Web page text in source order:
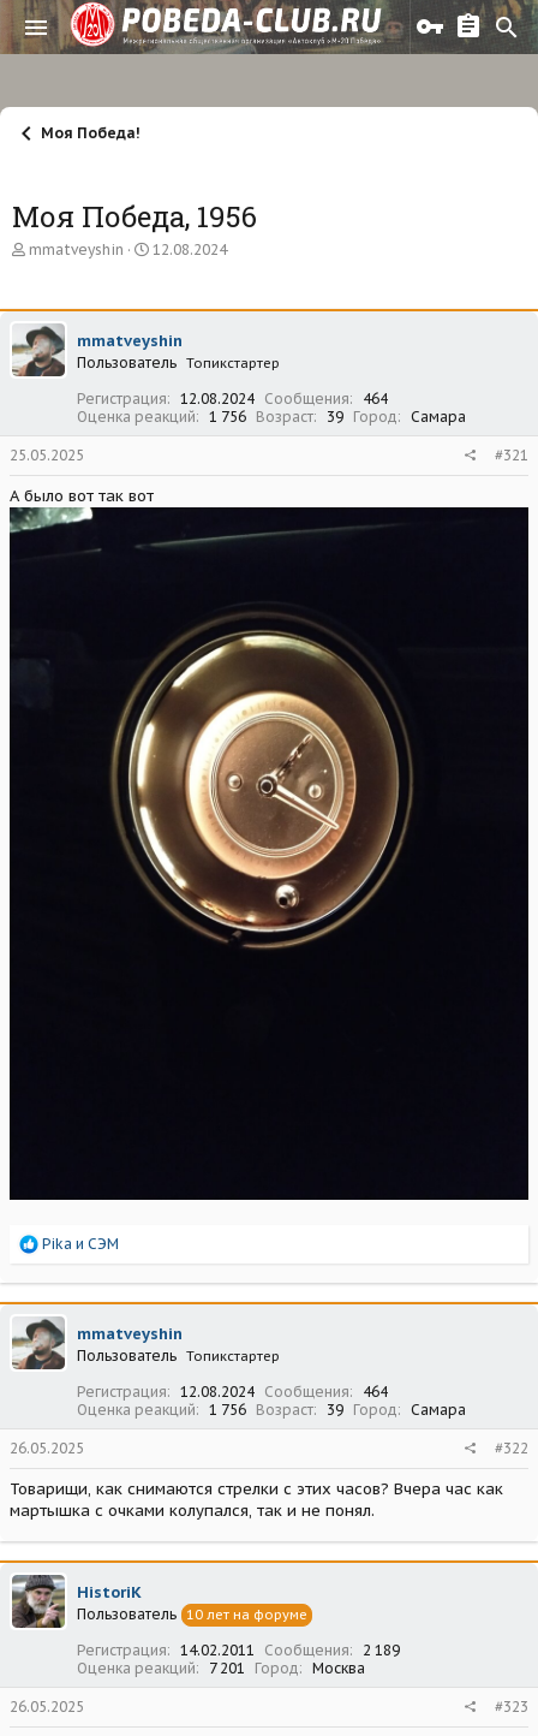
Моя Победа!
Моя Победа, 1956
А
о
р
т
е
mmatveyshin
Д
а
а
ч
л
а
12.08.2024
mmatveyshin
Пользователь Топикстартер
Регистрация 12.08.2024 Сообщения
464
Оценка реакций
1 756 Возраст 39 Город Самара
25.05.2025 #321
А было вот так вот
Р
а
к
ц
и
и
Pika и СЭМ
mmatveyshin
Пользователь Топикстартер
Регистрация 12.08.2024 Сообщения
464
Оценка реакций
1 756 Возраст 39 Город Самара
26.05.2025 #322
Товарищи, как снимаются стрелки с этих часов? Вчера час как
мартышка с очками колупался, так и не понял.
HistoriK
Пользователь 10 лет на форуме
Регистрация 14.02.2011 Сообщения
2 189
Оценка реакций
7 201 Город Москва
26.05.2025 #323